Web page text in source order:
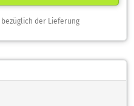
der Lieferung